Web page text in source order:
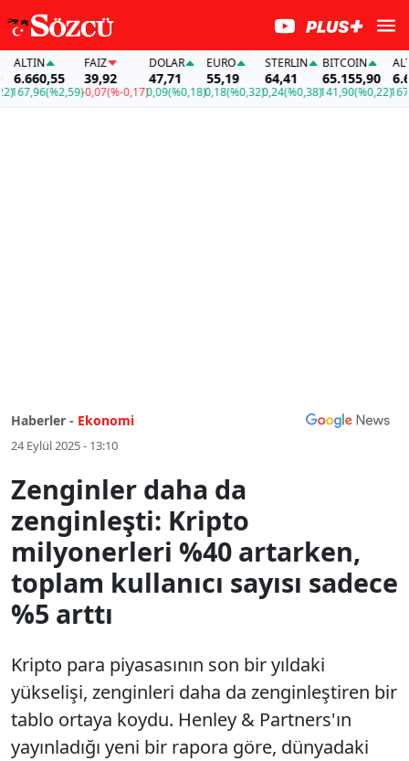
(%2,59)
FAİZ
39,92
-0,07(%-0,17)
DOLAR
47,71
0,09(%0,18)
EURO
55,19
0,18(%0,32)
STERLIN
64,41
0,24(%0,38)
BITCOIN
65.155,90
141,90(%0,22)
ALTIN
167,96
Haberler - Ekonomi
24 Eylül 2025 - 13:10
Zenginler daha da
zenginleşti: Kripto
milyonerleri %40 artarken,
toplam kullanıcı sayısı sadece
%5 arttı
Kripto para piyasasının son bir yıldaki
yükselişi, zenginleri daha da zenginleştiren bir
tablo ortaya koydu. Henley & Partners'ın
yayınladığı yeni bir rapora göre, dünyadaki